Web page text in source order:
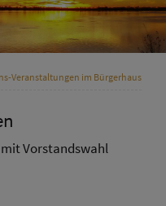
Veranstaltungen im Bürgerhaus
Vorstandswahl